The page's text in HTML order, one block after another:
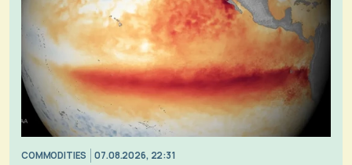
COMMODITIES 07.08.2026, 22:31